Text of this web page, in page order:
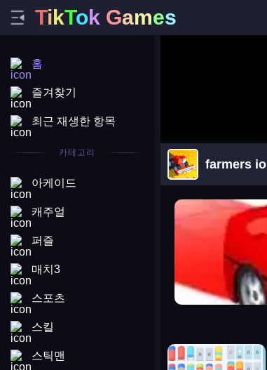
TikTok Games
홈
즐겨찾기
최근 재생한 항목
카테고리
아케이드
캐주얼
퍼즐
매치3
스포츠
스킬
스틱맨
farmers io
arena king
merge coin